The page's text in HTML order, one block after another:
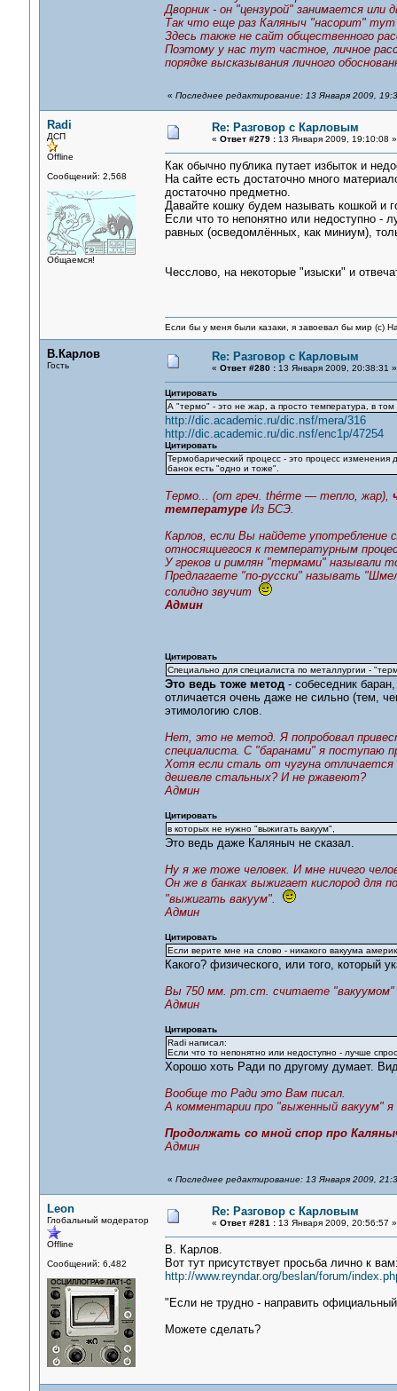
Дворник - он "цензурой" занимается или
Так что еще раз Каляныч "насорит" тут
Здесь также не сайт общественного
Поэтому у нас тут частное, личное
порядке высказывания личного
« Последнее редактирование: 13 Января 2009,
Radi
ДСП
Offline
Сообщений: 2,568
Общаемся!
Re: Разговор с Карловым
« Ответ #279 :13 Января 2009, 19:10:08 »
Как обычно публика путает избыток и
На сайте есть достаточно много
достаточно предметно.
Давайте кошку будем называть кошкой и
Если что то непонятно или недоступно -
равных (осведомлённых, как миниум),
Чесслово, на некоторые "изыски" и
Если бы у меня были казаки, я завоевал бы мир (с)
В.Карлов
Гость
Re: Разговор с Карловым
« Ответ #280 :13 Января 2009, 20:38:31 »
Цитировать
А "термо" - это не жар, а просто температура, в том
http://dic.academic.ru/dic.nsf/mera/316
http://dic.academic.ru/dic.nsf/enc1p/47254
Цитировать
Термобарический процесс - это процесс
банок есть "одно и тоже".
Термо... (от греч. thérme — тепло, жар),
температуреИз БСЭ.
Карлов, если Вы найдете употребление
относящиегося к температурным
У греков и римлян "термами" называли
Предлагаете "по-русски" называть
солидно звучит
Админ
Цитировать
Специально для специалиста по металлургии -
Это ведь тоже метод- собеседник баран,
отличается очень даже не сильно (тем,
этимологию слов.
Нет, это не метод. Я попробовал
специалиста. С "баранами" я поступаю
Хотя если сталь от чугуна отличается
дешевле стальных? И не ржавеют?
Админ
Цитировать
в которых не нужно "выжигать вакуум",
Это ведь даже Каляныч не сказал.
Ну я же тоже человек. И мне ничего
Он же в банках выжигает кислород для
"выжигать вакуум".
Админ
Цитировать
Если верите мне на слово - никакого вакуума
Какого? физического, или того, который
Вы 750 мм. рт.ст. считаете "вакуумом"
Админ
Цитировать
Radi написал:
Если что то непонятно или недоступно - лучше
Хорошо хоть Ради по другому думает.
Вообще то Ради это Вам писал.
А комментарии про "выженный вакуум"
Продолжать со мной спор про
Админ
« Последнее редактирование: 13 Января 2009,
Leon
Глобальный модератор
Offline
Сообщений: 6,482
Re: Разговор с Карловым
« Ответ #281 :13 Января 2009, 20:56:57 »
В. Карлов.
Вот тут присутствует просьба лично к
http://www.reyndar.org/beslan/forum/
"Если не трудно - направить
Можете сделать?